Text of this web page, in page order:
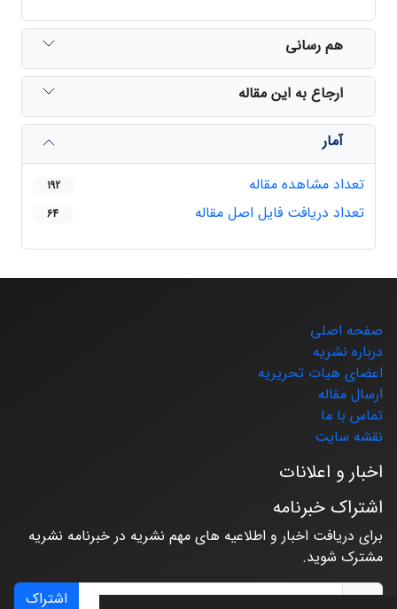
هم رسانی
ارجاع به این مقاله
آمار
تعداد مشاهده مقاله
192
تعداد دریافت فایل اصل مقاله 64
صفحه اصلی
درباره نشریه
اعضای هیات تحریریه
ارسال مقاله
تماس با ما
نقشه سایت
اخبار و اعلانات
اشتراک خبرنامه
برای دریافت اخبار و اطلاعیه های مهم نشریه در خبرنامه نشریه
مشترک شوید.
اشتراک